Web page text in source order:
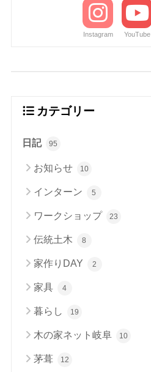
Instagram YouTube
カテゴリー
日記 95
お知らせ 10
インターン 5
ワークショップ 23
伝統土木 8
家作りDAY 2
家具 4
暮らし 19
木の家ネット岐阜 10
茅葺 12